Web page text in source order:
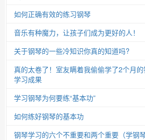
如何正确有效的练习钢琴
音乐有种魔力，让孩子们成为更好的人！
关于钢琴的一些冷知识你真的知道吗?
真的太卷了！室友瞒着我偷偷学了2个月
学习成果
学习钢琴为何要练“基本功”
如何练好钢琴的基本功
钢琴学习的六个不重要和两个重要（学钢琴